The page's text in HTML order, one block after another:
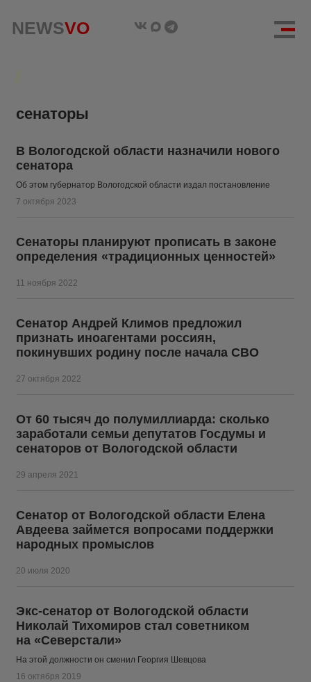
NEWSVO
NEWSVO
сенаторы
В Вологодской области назначили нового
сенатора
Об этом губернатор Вологодской области издал постановление
7 октября 2023
Сенаторы планируют прописать в законе
определения «традиционных ценностей»
11 ноября 2022
Сенатор Андрей Климов предложил
признать иноагентами россиян,
покинувших родину после начала СВО
27 октября 2022
От 60 тысяч до полумиллиарда: сколько
заработали семьи депутатов Госдумы и
сенаторов от Вологодской области
29 апреля 2021
Сенатор от Вологодской области Елена
Авдеева займется вопросами поддержки
народных промыслов
20 июля 2020
Экс-сенатор от Вологодской области
Николай Тихомиров стал советником
на «Северстали»
На этой должности он сменил Георгия Шевцова
16 октября 2019